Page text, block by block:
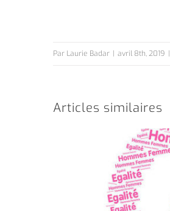
Par Laurie Badar | avril 8th, 2019 |
Articles similaires